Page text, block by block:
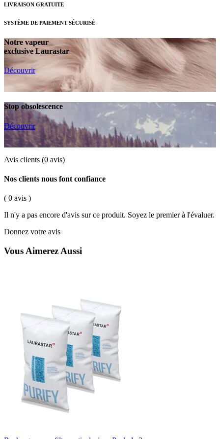
LIVRAISON GRATUITE
SYSTÈME DE PAIEMENT SÉCURISÉ
Notre vapeur
exclusive Laurastar
Découvrir
Stop obsolescence
Découvrir
Avis clients (0 avis)
Nos clients nous font confiance
( 0 avis )
Il n'y a pas encore d'avis sur ce produit. Soyez le premier à l'évaluer.
Donnez votre avis
Vous Aimerez Aussi